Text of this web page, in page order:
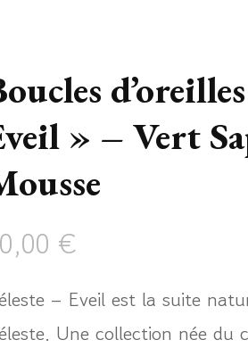
» – Vert
€
– Eveil est la suite
Une collection née du